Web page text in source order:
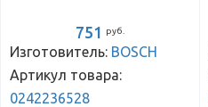
751 руб.
Изготовитель: BOSCH
Артикул товара:
0242236528